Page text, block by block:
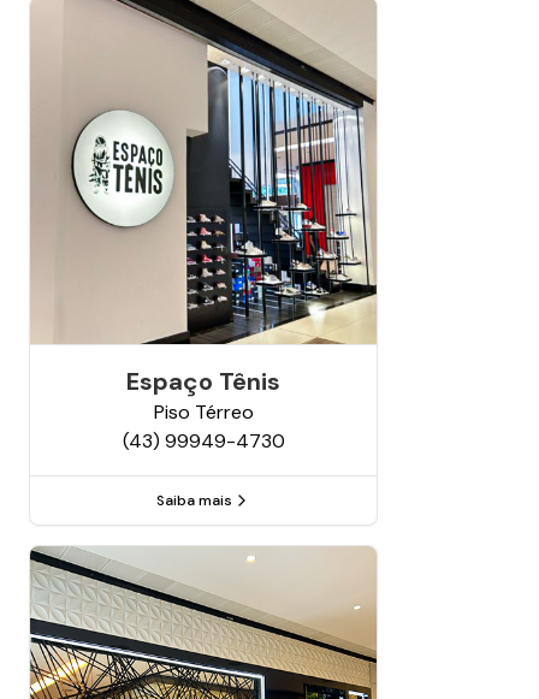
Espaço Tênis
Piso Térreo
(43) 99949-4730
Saiba mais